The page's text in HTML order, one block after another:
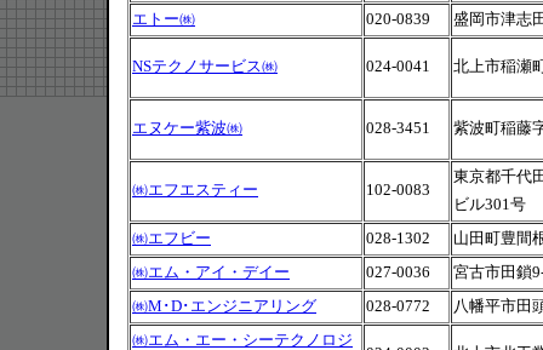
エトー㈱
020-0839 盛岡市津志
NSテクノサービス㈱ 024-0041 北上市稲瀬
エヌケー紫波㈱ 028-3451 紫波町稲藤
㈱エフエスティー 102-0083
東京都千代
ビル301号
㈱エフビー
028-1302
山田町豊間
㈱エム・アイ・デイー
027-0036
宮古市田鎖
㈱M･D･エンジニアリング
028-0772
八幡平市田
㈱エム・エー・シーテクノロジ